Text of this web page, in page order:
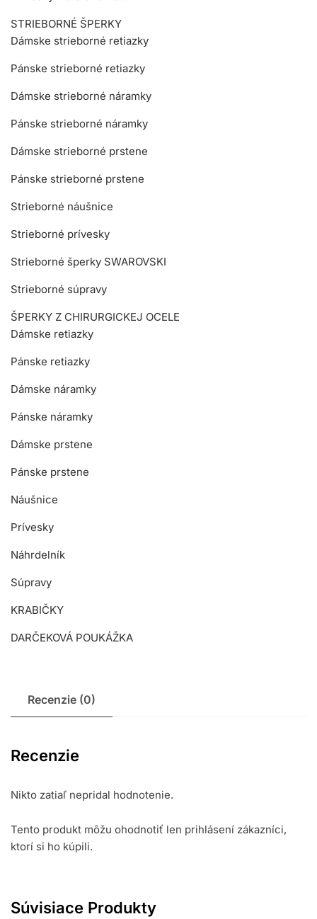
STRIEBORNÉ ŠPERKY
Dámske strieborné retiazky
Pánske strieborné retiazky
Dámske strieborné náramky
Pánske strieborné náramky
Dámske strieborné prstene
Pánske strieborné prstene
Strieborné náušnice
Strieborné prívesky
Strieborné šperky SWAROVSKI
Strieborné súpravy
ŠPERKY Z CHIRURGICKEJ OCELE
Dámske retiazky
Pánske retiazky
Dámske náramky
Pánske náramky
Dámske prstene
Pánske prstene
Náušnice
Prívesky
Náhrdelník
Súpravy
KRABIČKY
DARČEKOVÁ POUKÁŽKA
Recenzie (0)
Recenzie
Nikto zatiaľ nepridal hodnotenie.
Tento produkt môžu ohodnotiť len prihlásení zákazníci,
ktorí si ho kúpili.
Súvisiace Produkty